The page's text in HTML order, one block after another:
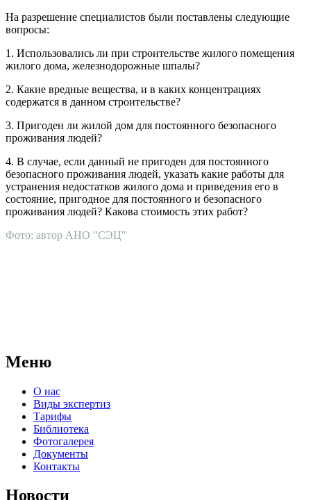
На разрешение специалистов были поставлены следующие
вопросы:
1. Использовались ли при строительстве жилого помещения
жилого дома, железнодорожные шпалы?
2. Какие вредные вещества, и в каких концентрациях
содержатся в данном строительстве?
3. Пригоден ли жилой дом для постоянного безопасного
проживания людей?
4. В случае, если данный не пригоден для постоянного
безопасного проживания людей, указать какие работы для
устранения недостатков жилого дома и приведения его в
состояние, пригодное для постоянного и безопасного
проживания людей? Какова стоимость этих работ?
Фото: автор АНО "СЭЦ"
Меню
О нас
Виды экспертиз
Тарифы
Библиотека
Фотогалерея
Документы
Контакты
Новости